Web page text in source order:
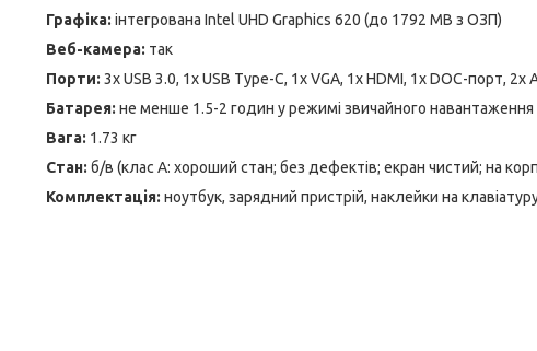
Графіка: інтегрована Intel UHD Graphics 620 (до 1792 MB з ОЗП)
Веб-камера: так
Порти: 3x USB 3.0, 1x USB Type-C, 1x VGA, 1x HDMI, 1x DOC-порт, 2x
Батарея: не менше 1.5-2 годин у режимі звичайного навантаження
Вага: 1.73 кг
Стан: б/в (клас А: хороший стан; без дефектів; екран чистий; на
Комплектація: ноутбук, зарядний пристрій, наклейки на